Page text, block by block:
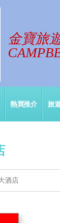
金寶旅
熱買推介 旅
酒店